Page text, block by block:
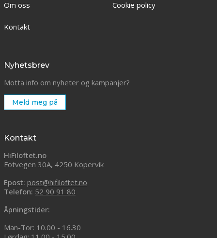
Om oss
Kontakt
Cookie policy
Nyhetsbrev
Motta info om nyheter og kampanjer?
Meld meg på
Kontakt
HiFiloftet.no
Fotvegen 30A, 4250 Kopervik
Epost: post@hifiloftet.no
Telefon: 52 90 91 80
Åpningstider:
Man-Tor: 10.00 - 16.30